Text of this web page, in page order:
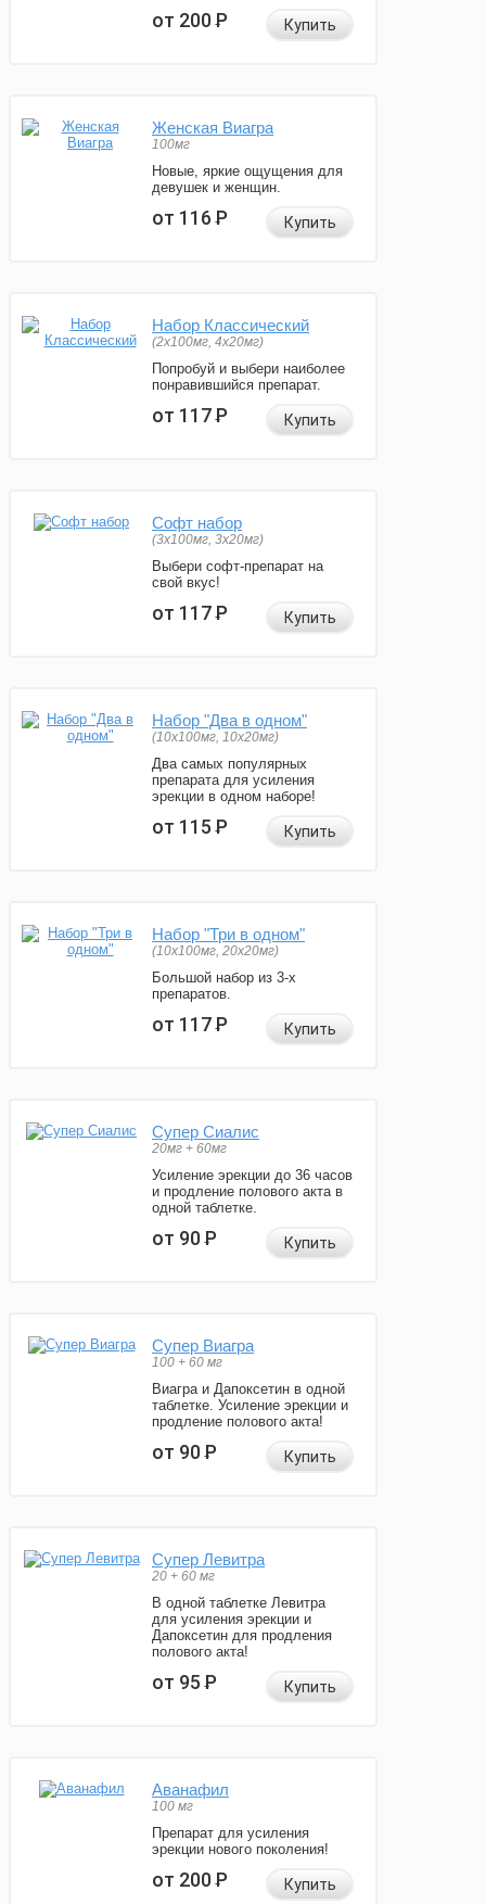
от 200Р Купить
Женская Виагра
100мг
Новые, яркие ощущения для
девушек и женщин.
от 116Р Купить
Набор Классический
(2x100мг, 4x20мг)
Попробуй и выбери наиболее
понравившийся препарат.
от 117Р Купить
Софт набор
(3x100мг, 3x20мг)
Выбери софт-препарат на
свой вкус!
от 117Р Купить
Набор "Два в одном"
(10x100мг, 10x20мг)
Два самых популярных
препарата для усиления
эрекции в одном наборе!
от 115Р Купить
Набор "Три в одном"
(10x100мг, 20x20мг)
Большой набор из 3-х
препаратов.
от 117Р Купить
Супер Сиалис
20мг + 60мг
Усиление эрекции до 36 часов
и продление полового акта в
одной таблетке.
от 90Р Купить
Супер Виагра
100 + 60 мг
Виагра и Дапоксетин в одной
таблетке. Усиление эрекции и
продление полового акта!
от 90Р Купить
Супер Левитра
20 + 60 мг
В одной таблетке Левитра
для усиления эрекции и
Дапоксетин для продления
полового акта!
от 95Р Купить
Аванафил
100 мг
Препарат для усиления
эрекции нового поколения!
от 200Р Купить